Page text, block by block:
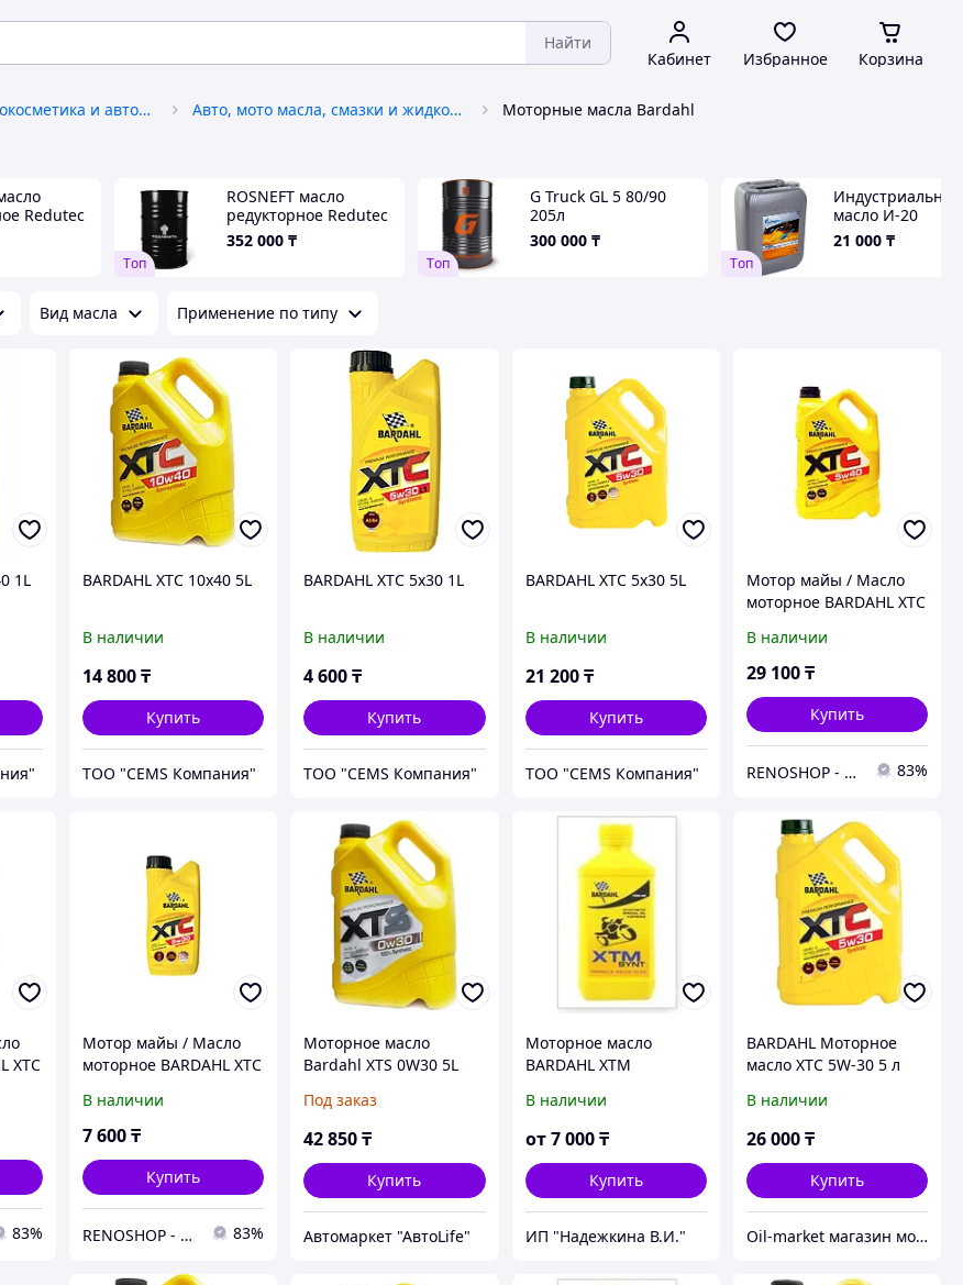
Найти
Кабинет Избранное Корзина
Автохимия, автокосметика и автомасла Авто, мото масла, смазки и жидкости Моторные масла Bardahl
Redutec
Tоп
ROSNEFT масло
редукторное Redutec
CLP 320 205л
352 000 ₸
Tоп
G Truck GL 5 80/90
205л
300 000 ₸
Tоп
Индустриальное
масло И-20
(веретенка) 20л
Газпром
21 000 ₸
Вид масла Применение по типу
1L BARDAHL XTC 10x40 5L
В наличии
14 800₸
Купить
ТОО "CEMS Компания"
BARDAHL XTC 5x30 1L
В наличии
4 600₸
Купить
ТОО "CEMS Компания"
BARDAHL XTC 5x30 5L
В наличии
21 200 ₸
Купить
ТОО "CEMS Компания"
Мотор майы / Масло
моторное BARDAHL XTC
В наличии
29 100₸
Купить
RENOSHOP - автозапчасти, тюнинг и аксессуары для автомобилей Renault, Largus, X-Ray, Vesta. 83%
XTC
83%
Мотор майы / Масло
моторное BARDAHL XTC
В наличии
7 600₸
Купить
RENOSHOP - автозапчасти, тюнинг и аксессуары для автомобилей Renault, Largus, X-Ray, Vesta. 83%
Моторное масло
Bardahl XTS 0W30 5L
Под заказ
42 850₸
Купить
Автомаркет "АвтоLife"
Моторное масло
BARDAHL XTM
4Т 1литр
В наличии
от 7 000 ₸
Купить
ИП "Надежкина В.И."
BARDAHL Моторное
масло XTC 5W-30 5 л
В наличии
26 000₸
Купить
Oil-market магазин моторных масел и автозапчастей